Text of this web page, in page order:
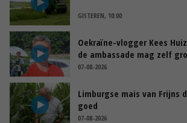
GISTEREN, 10:00
Oekraïne-vlogger Kees
de ambassade mag zelf
07-08-2026
Limburgse mais van Frijns
goed
07-08-2026